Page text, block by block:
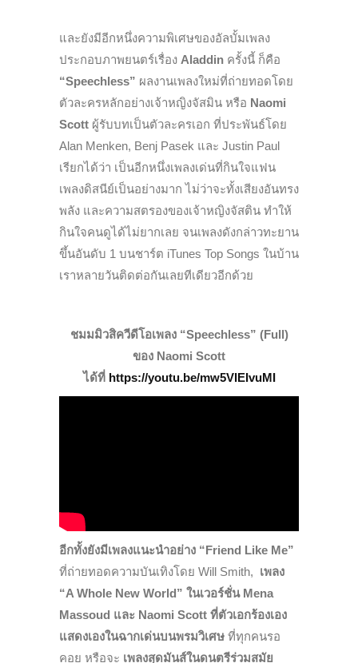
และยังมีอีกหนึ่งความพิเศษของอัลบั้มเพลง
ประกอบภาพยนตร์เรื่อง Aladdin ครั้งนี้ ก็คือ
“Speechless” ผลงานเพลงใหม่ที่ถ่ายทอดโดย
ตัวละครหลักอย่างเจ้าหญิงจัสมิน หรือ Naomi
Scott ผู้รับบทเป็นตัวละครเอก ที่ประพันธ์โดย
Alan Menken, Benj Pasek และ Justin Paul
เรียกได้ว่า เป็นอีกหนึ่งเพลงเด่นที่กินใจแฟน
เพลงดิสนีย์เป็นอย่างมาก ไม่ว่าจะทั้งเสียงอันทรง
พลัง และความสตรองของเจ้าหญิงจัสติน ทำให้
กินใจคนดูได้ไม่ยากเลย จนเพลงดังกล่าวทะยาน
ขึ้นอันดับ 1 บนชาร์ต iTunes Top Songs ในบ้าน
เราหลายวันติดต่อกันเลยทีเดียวอีกด้วย
ชมมมิวสิควีดีโอเพลง “Speechless” (Full)
ของ Naomi Scott
ได้ที่ https://youtu.be/mw5VIEIvuMI
อีกทั้งยังมีเพลงแนะนำอย่าง “Friend Like Me”
ที่ถ่ายทอดความบันเทิงโดย Will Smith, เพลง
“A Whole New World” ในเวอร์ชั่น Mena
Massoud และ Naomi Scott ที่ตัวเอกร้องเอง
แสดงเองในฉากเด่นบนพรมวิเศษ ที่ทุกคนรอ
คอย หรือจะ เพลงสุดมันส์ในดนตรีร่วมสมัย